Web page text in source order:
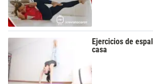
Ejercicios de
casa